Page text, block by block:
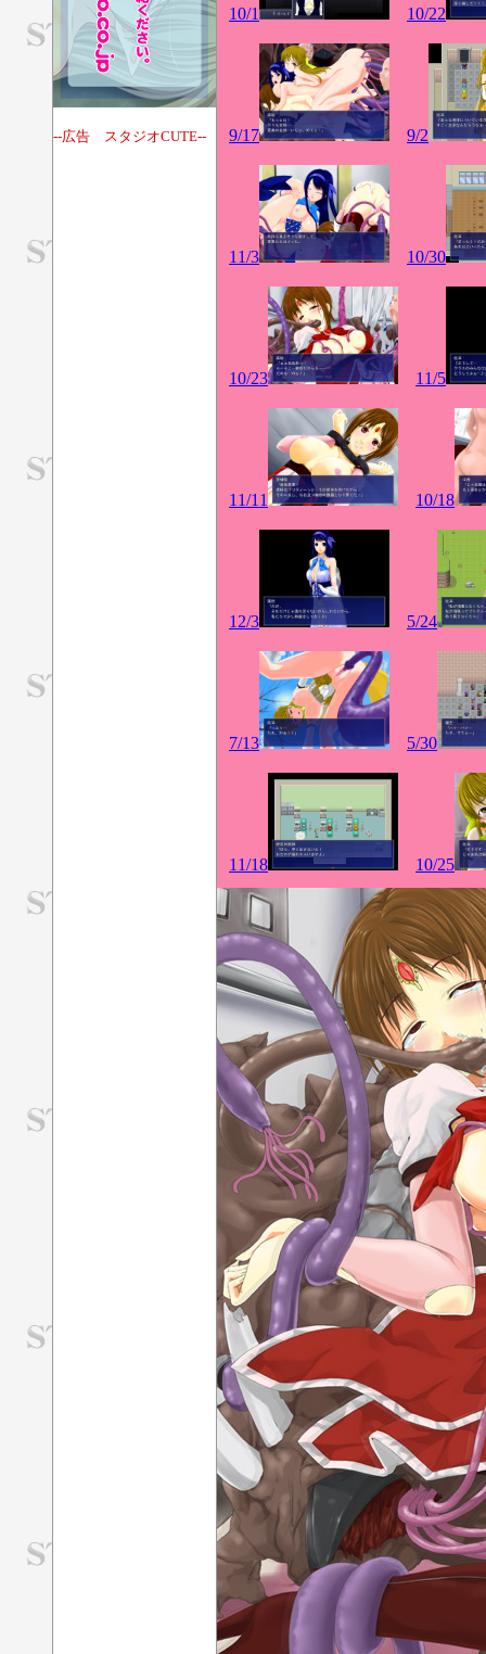
--広告 スタジオCUTE--
10/1 10/22
9/17 9/2
11/3 10/30
10/23 11/5
11/11 10/18
12/3 5/24
7/13 5/30
11/18 10/25